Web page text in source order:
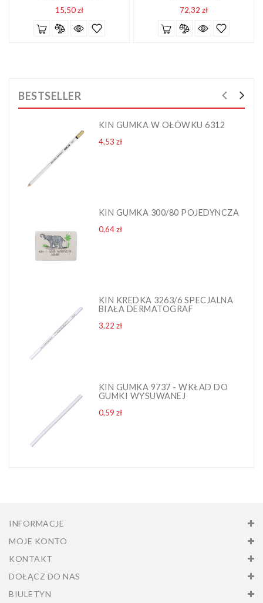
15,50 złCena 72,32 złCena
BESTSELLER
KIN GUMKA W OŁÓWKU 6312
4,53 złCena
KIN GUMKA 300/80 POJEDYNCZA
0,64 złCena
KIN KREDKA 3263/6 SPECJALNA
BIAŁA DERMATOGRAF
3,22 złCena
KIN GUMKA 9737 - WKŁAD DO
GUMKI WYSUWANEJ
0,59 złCena
INFORMACJE
MOJE KONTO
KONTAKT
DOŁĄCZ DO NAS
BIULETYN